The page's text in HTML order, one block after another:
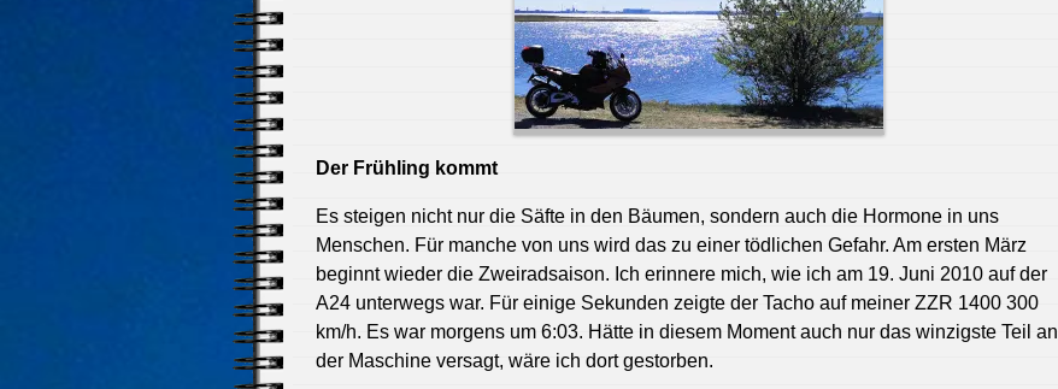
Der Frühling kommt
Es steigen nicht nur die Säfte in den Bäumen, sondern auch die Hormone in uns
Menschen. Für manche von uns wird das zu einer tödlichen Gefahr. Am ersten März
beginnt wieder die Zweiradsaison. Ich erinnere mich, wie ich am 19. Juni 2010 auf der
A24 unterwegs war. Für einige Sekunden zeigte der Tacho auf meiner ZZR 1400 300
km/h. Es war morgens um 6:03. Hätte in diesem Moment auch nur das winzigste Teil an
der Maschine versagt, wäre ich dort gestorben.